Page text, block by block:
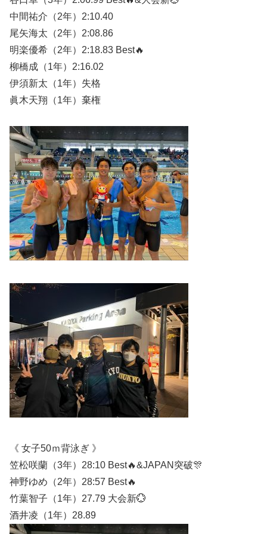
中間祐介（2年）2:10.40
尾矢海太（2年）2:08.86
明楽優希（2年）2:18.83 Best🔥
柳橋成（1年）2:16.02
伊須新太（1年）失格
眞木天翔（1年）棄権
《 女子50ｍ背泳ぎ 》
笠松咲蘭（3年）28:10 Best🔥&JAPAN突破🎊
神野ゆめ（2年）28:57 Best🔥
竹葉智子（1年）27.79 大会新💮
酒井凌（1年）28.89